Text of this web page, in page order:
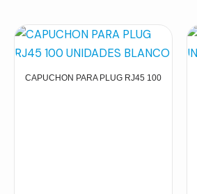
CAPUCHON PARA PLUG RJ45 100